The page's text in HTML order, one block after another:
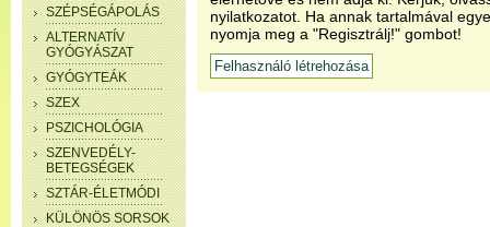
SZÉPSÉGÁPOLÁS
ALTERNATÍV
GYÓGYÁSZAT
GYÓGYTEÁK
SZEX
PSZICHOLÓGIA
SZENVEDÉLY-
BETEGSÉGEK
SZTÁR-ÉLETMÓDI
KÜLÖNÖS SORSOK
nyilatkozatot. Ha annak tartalmával
nyomja meg a "Regisztrálj!" gombot!